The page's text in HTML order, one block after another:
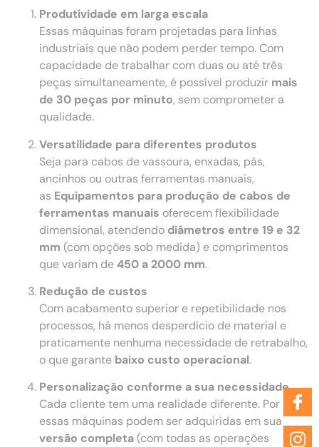
Produtividade em larga escala
Essas máquinas foram projetadas para linhas
industriais que não podem perder tempo. Com
capacidade de trabalhar com duas ou até três
peças simultaneamente, é possível produzir mais
de 30 peças por minuto, sem comprometer a
qualidade.
Versatilidade para diferentes produtos
Seja para cabos de vassoura, enxadas, pás,
ancinhos ou outras ferramentas manuais,
as Equipamentos para produção de cabos de
ferramentas manuais oferecem flexibilidade
dimensional, atendendo diâmetros entre 19 e 32
mm (com opções sob medida) e comprimentos
que variam de450 a 2000 mm.
Redução de custos
Com acabamento superior e repetibilidade nos
processos, há menos desperdício de material e
praticamente nenhuma necessidade de retrabalho,
o que garante baixo custo operacional.
Personalização conforme a sua necessidade
Cada cliente tem uma realidade diferente. Por isso,
essas máquinas podem ser adquiridas em sua
versão completa (com todas as operações